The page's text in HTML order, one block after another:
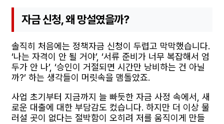
자금 신청, 왜 망설였을까?
솔직히 처음에는 정책자금 신청이 두렵고 막막했습니다.
‘나는 자격이 안 될 거야’, ‘서류 준비가 너무 복잡해서 엄
두가 안 나’, ‘승인이 거절되면 시간만 낭비하는 건 아닐
까?’ 하는 생각들이 머릿속을 맴돌았죠.
사업 초기부터 지금까지 늘 빠듯한 자금 사정 속에서, 새
로운 대출에 대한 부담감도 컸습니다. 하지만 더 이상 물
러설 곳이 없다는 절박함이 오히려 저를 움직이게 만들